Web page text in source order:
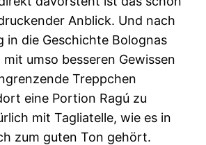
Anblick. Und nach
in die Geschichte Bolognas
umso besseren Gewissen
Treppchen
eine Portion Ragú zu
mit Tagliatelle, wie es in
zum guten Ton gehört.